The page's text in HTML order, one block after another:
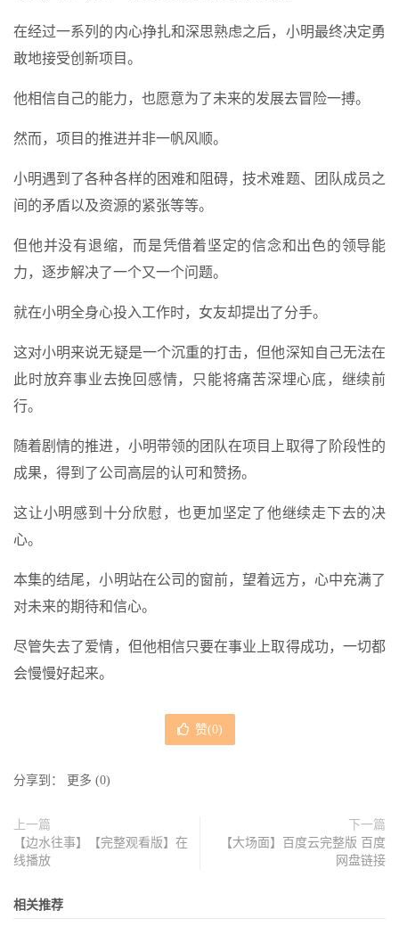
在经过一系列的内心挣扎和深思熟虑之后，小明最终决定勇
敢地接受创新项目。
他相信自己的能力，也愿意为了未来的发展去冒险一搏。
然而，项目的推进并非一帆风顺。
小明遇到了各种各样的困难和阻碍，技术难题、团队成员之
间的矛盾以及资源的紧张等等。
但他并没有退缩，而是凭借着坚定的信念和出色的领导能
力，逐步解决了一个又一个问题。
就在小明全身心投入工作时，女友却提出了分手。
这对小明来说无疑是一个沉重的打击，但他深知自己无法在
此时放弃事业去挽回感情，只能将痛苦深埋心底，继续前
行。
随着剧情的推进，小明带领的团队在项目上取得了阶段性的
成果，得到了公司高层的认可和赞扬。
这让小明感到十分欣慰，也更加坚定了他继续走下去的决
心。
本集的结尾，小明站在公司的窗前，望着远方，心中充满了
对未来的期待和信心。
尽管失去了爱情，但他相信只要在事业上取得成功，一切都
会慢慢好起来。
赞(0)
分享到： 更多 (0)
上一篇
【边水往事】【完整观看版】在
线播放
下一篇
【大场面】百度云完整版 百度
网盘链接
相关推荐